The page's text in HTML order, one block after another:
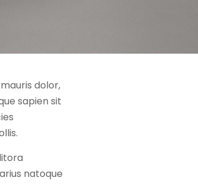
dolor,
sapien sit
natoque